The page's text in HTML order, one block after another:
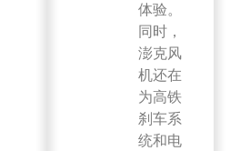
体验。
同时，
澎克风
机还在
为高铁
刹车系
统和电